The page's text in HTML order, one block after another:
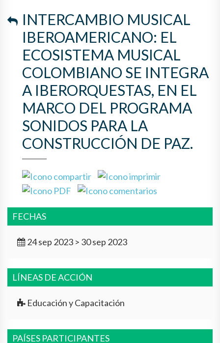
MARCO DEL PROGRAMA
SONIDOS PARA LA
CONSTRUCCIÓN DE PAZ.
INTERCAMBIO MUSICAL
IBEROAMERICANO: EL
ECOSISTEMA MUSICAL
COLOMBIANO SE INTEGRA
A IBERORQUESTAS, EN EL
MARCO DEL PROGRAMA
SONIDOS PARA LA
CONSTRUCCIÓN DE PAZ.
FECHAS
24 sep 2023 > 30 sep 2023
LÍNEAS DE ACCIÓN
Educación y Capacitación
PAÍSES PARTICIPANTES